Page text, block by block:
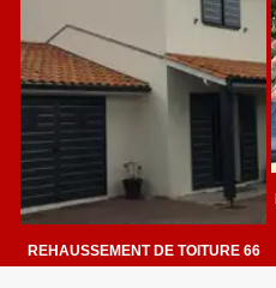
REHAUSSEMENT DE TOITURE 66